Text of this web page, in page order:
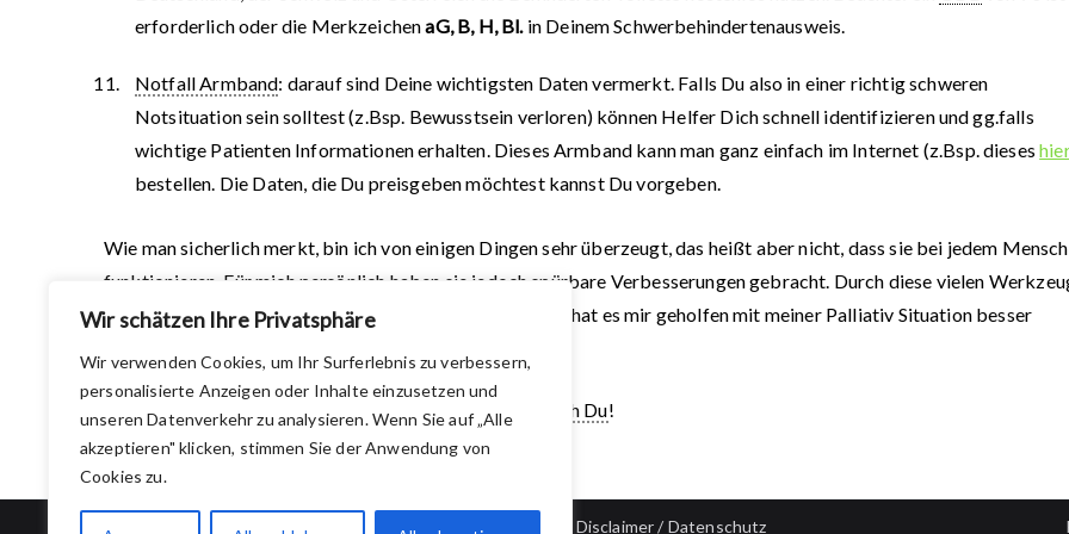
Wir schätzen Ihre Privatsphäre
Wir verwenden Cookies, um Ihr Surferlebnis zu verbessern,
personalisierte Anzeigen oder Inhalte einzusetzen und
unseren Datenverkehr zu analysieren. Wenn Sie auf „Alle
akzeptieren" klicken, stimmen Sie der Anwendung von
Cookies zu.
erforderlich oder die MerkzeichenaG, B, H, Bl. in Deinem Schwerbehindertenausweis.
Notfall Armband: darauf sind Deine wichtigsten Daten vermerkt. Falls Du also in einer richtig schweren
Notsituation sein solltest (z.Bsp. Bewusstsein verloren) können Helfer Dich schnell identifizieren und gg.falls
wichtige Patienten Informationen erhalten. Dieses Armband kann man ganz einfach im Internet (z.Bsp. dieses
bestellen. Die Daten, die Du preisgeben möchtest kannst Du vorgeben.
Wie man sicherlich merkt, bin ich von einigen Dingen sehr überzeugt, das heißt aber nicht, dass sie bei jedem
funktionieren. Für mich persönlich haben sie jedoch spürbare Verbesserungen gebracht. Durch diese vielen
habe ich eine viel größere innere Ruhe gefunden. Ebenso hat es mir geholfen mit meiner Palliativ Situation besser
Mit Disziplin und Motivation kann es jeder schaffen, auch Du!
Copyright © 2026 Disclaimer/ Datenschutz